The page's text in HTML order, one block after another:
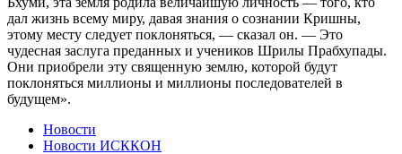
дал жизнь всему миру, давая знания о сознании Кришны,
этому месту следует поклоняться, — сказал он. — Это
чудесная заслуга преданных и учеников Шрилы Прабхупады.
Они приобрели эту священную землю, которой будут
поклоняться миллионы и миллионы последователей в
будущем».
Новости
Новости ИСККОН